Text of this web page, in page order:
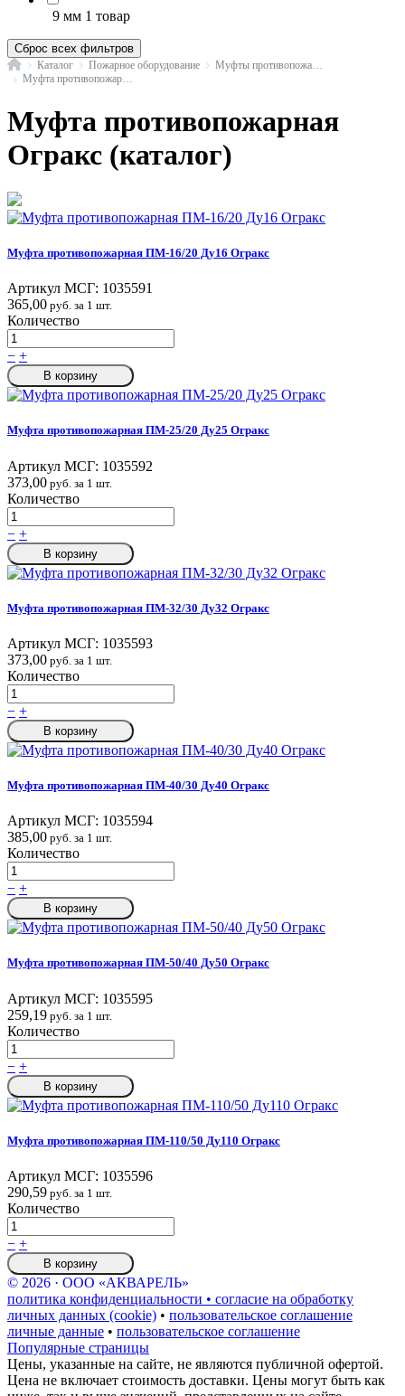
9 мм 1 товар
Сброс всех фильтров
ГлавнаяКаталог Пожарное оборудование
Муфта противопожарная Огракс
Муфта противопожарная
Огракс (каталог)
Муфта противопожарная ПМ-16/20 Ду16 Огракс
Артикул МСГ: 1035591
365,00 руб. за 1 шт.
Количество
− +
В корзину
Муфта противопожарная ПМ-25/20 Ду25 Огракс
Артикул МСГ: 1035592
373,00 руб. за 1 шт.
Количество
− +
В корзину
Муфта противопожарная ПМ-32/30 Ду32 Огракс
Артикул МСГ: 1035593
373,00 руб. за 1 шт.
Количество
− +
В корзину
Муфта противопожарная ПМ-40/30 Ду40 Огракс
Артикул МСГ: 1035594
385,00 руб. за 1 шт.
Количество
− +
В корзину
Муфта противопожарная ПМ-50/40 Ду50 Огракс
Артикул МСГ: 1035595
259,19 руб. за 1 шт.
Количество
− +
В корзину
Муфта противопожарная ПМ-110/50 Ду110 Огракс
Артикул МСГ: 1035596
290,59 руб. за 1 шт.
Количество
− +
В корзину
© 2026 · ООО «АКВАРЕЛЬ»
политика конфиденциальности • согласие на обработку
личных данных (cookie) • пользовательское соглашение
личные данные • пользовательское соглашение
Популярные страницы
Цены, указанные на сайте, не являются публичной офертой.
Цена не включает стоимость доставки. Цены могут быть как